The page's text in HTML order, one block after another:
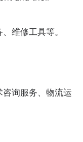
维修工具等。
询服务、物流运